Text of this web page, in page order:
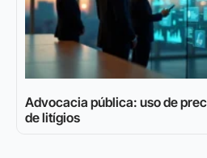
Advocacia pública: uso de
de litígios